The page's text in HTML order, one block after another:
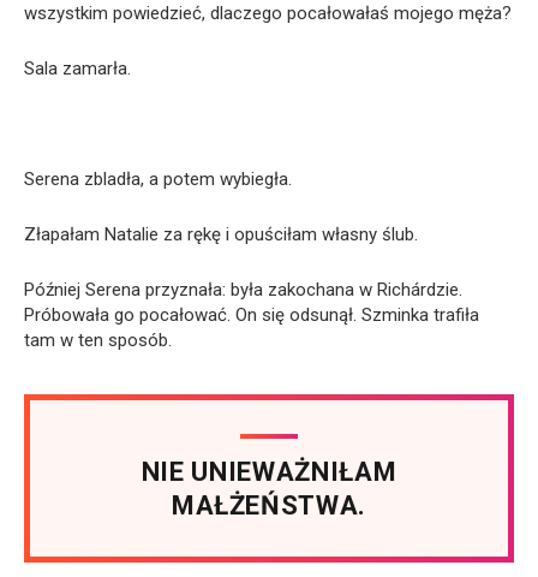
wszystkim powiedzieć, dlaczego pocałowałaś mojego męża?
Sala zamarła.
Serena zbladła, a potem wybiegła.
Złapałam Natalie za rękę i opuściłam własny ślub.
Później Serena przyznała: była zakochana w Richárdzie.
Próbowała go pocałować. On się odsunął. Szminka trafiła
tam w ten sposób.
NIE UNIEWAŻNIŁAM
MAŁŻEŃSTWA.